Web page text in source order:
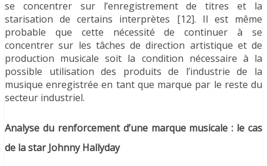
se concentrer sur l’enregistrement de titres et la
starisation de certains interprètes [12]. Il est même
probable que cette nécessité de continuer à se
concentrer sur les tâches de direction artistique et de
production musicale soit la condition nécessaire à la
possible utilisation des produits de l’industrie de la
musique enregistrée en tant que marque par le reste du
secteur industriel.
Analyse du renforcement d’une marque musicale : le cas
de la star Johnny Hallyday